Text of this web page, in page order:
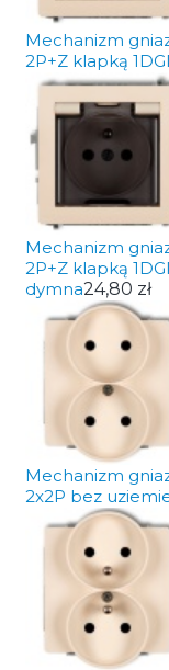
Mechanizm
2P+Z klapką
Mechanizm
2P+Z klapką
dymna24,80 zł
Mechanizm
2x2P bez